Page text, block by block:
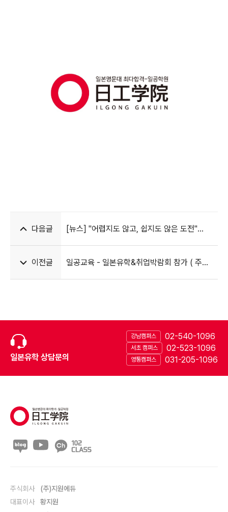
다음글
[뉴스] "어렵지도 않고, 쉽지도 않은 도전"
이전글
일공교육 - 일본유학&취업박람회 참가 ( 주최:
일본유학 상담문의
강남캠퍼스 02-540-1096
서초 캠퍼스 02-523-1096
영통캠퍼스 031-205-1096
주식회사
(주)지원에듀
대표이사
황지원